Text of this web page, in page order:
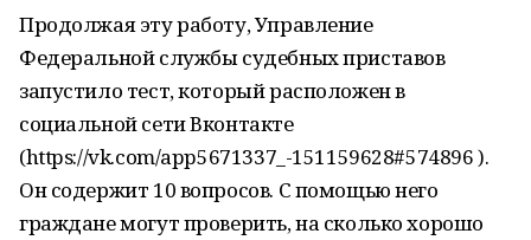
Продолжая эту работу, Управление
Федеральной службы судебных приставов
запустило тест, который расположен в
социальной сети Вконтакте
(https://vk.com/app5671337_-151159628#574896 ).
Он содержит 10 вопросов. С помощью него
граждане могут проверить, на сколько хорошо